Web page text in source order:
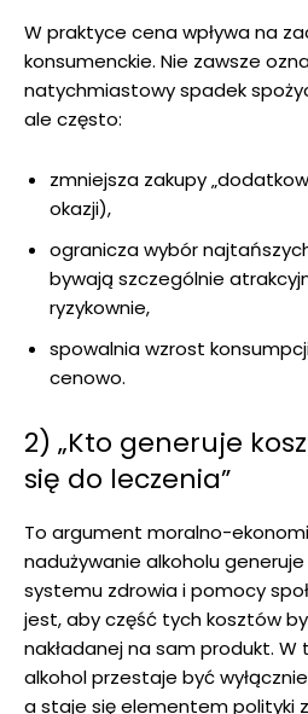
W praktyce cena wpływa na
konsumenckie. Nie zawsze
natychmiastowy spadek
ale często:
zmniejsza zakupy
okazji),
ogranicza wybór
bywają szczególnie
ryzykownie,
spowalnia wzrost
cenowo.
2) „Kto generuje
się do leczenia”
To argument moralno-
nadużywanie alkoholu
systemu zdrowia i pomocy
jest, aby część tych kosztów
nakładanej na sam produkt.
alkohol przestaje być
a staje się elementem polityki